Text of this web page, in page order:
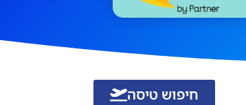
חיפוש טיסה